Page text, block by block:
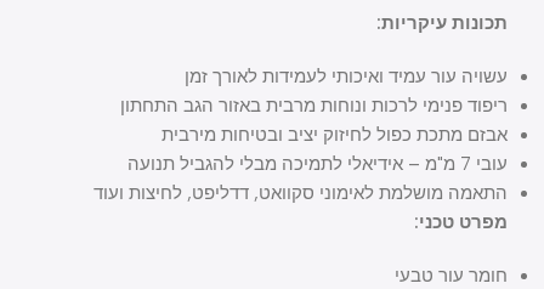
תכונות עיקריות:
עשויה עור עמיד ואיכותי לעמידות לאורך זמן
ריפוד פנימי לרכות ונוחות מרבית באזור הגב התחתון
אבזם מתכת כפול לחיזוק יציב ובטיחות מירבית
עובי 7 מ"מ – אידיאלי לתמיכה מבלי להגביל תנועה
התאמה מושלמת לאימוני סקוואט, דדליפט, לחיצות ועוד
מפרט טכני:
חומר עור טבעי